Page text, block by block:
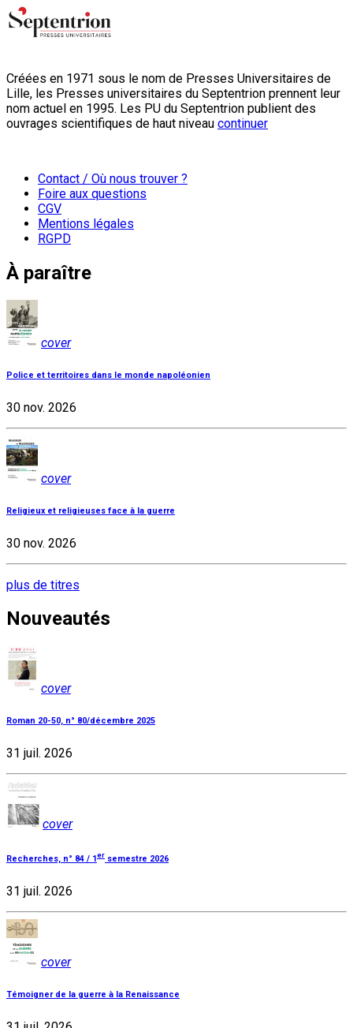
Créées en 1971 sous le nom de Presses Universitaires de
Lille, les Presses universitaires du Septentrion prennent leur
nom actuel en 1995. Les PU du Septentrion publient des
ouvrages scientifiques de haut niveau continuer
Contact / Où nous trouver ?
Foire aux questions
CGV
Mentions légales
RGPD
À paraître
cover
Police et territoires dans le monde napoléonien
30 nov. 2026
cover
Religieux et religieuses face à la guerre
30 nov. 2026
plus de titres
Nouveautés
cover
Roman 20-50, n° 80/décembre 2025
31 juil. 2026
cover
Recherches, n° 84 / 1er semestre 2026
31 juil. 2026
cover
Témoigner de la guerre à la Renaissance